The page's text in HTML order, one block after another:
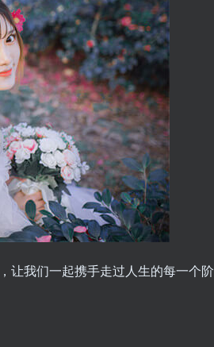
让我们一起携手走过人生的每一个阶